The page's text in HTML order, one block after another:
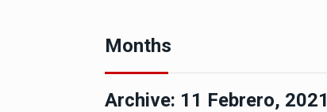
Months
Archive: 11 Febrero, 2021